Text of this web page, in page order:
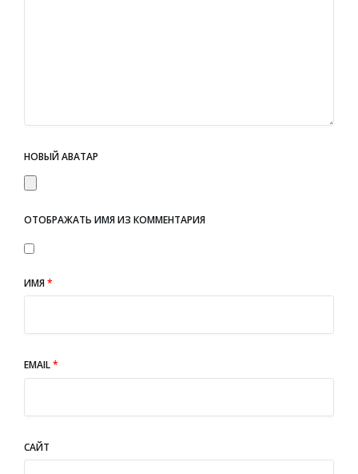
НОВЫЙ АВАТАР
ОТОБРАЖАТЬ ИМЯ ИЗ КОММЕНТАРИЯ
ИМЯ*
EMAIL*
САЙТ